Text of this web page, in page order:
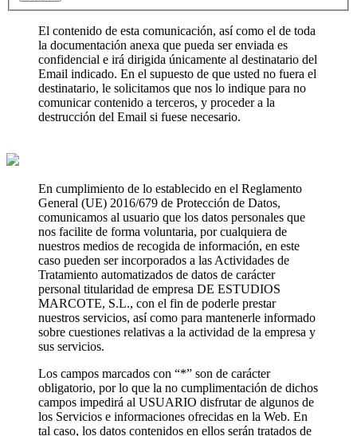
El contenido de esta comunicación, así como el de toda
la documentación anexa que pueda ser enviada es
confidencial e irá dirigida únicamente al destinatario del
Email indicado. En el supuesto de que usted no fuera el
destinatario, le solicitamos que nos lo indique para no
comunicar contenido a terceros, y proceder a la
destrucción del Email si fuese necesario.
En cumplimiento de lo establecido en el Reglamento
General (UE) 2016/679 de Protección de Datos,
comunicamos al usuario que los datos personales que
nos facilite de forma voluntaria, por cualquiera de
nuestros medios de recogida de información, en este
caso pueden ser incorporados a las Actividades de
Tratamiento automatizados de datos de carácter
personal titularidad de empresa DE ESTUDIOS
MARCOTE, S.L., con el fin de poderle prestar
nuestros servicios, así como para mantenerle informado
sobre cuestiones relativas a la actividad de la empresa y
sus servicios.
Los campos marcados con “*” son de carácter
obligatorio, por lo que la no cumplimentación de dichos
campos impedirá al USUARIO disfrutar de algunos de
los Servicios e informaciones ofrecidas en la Web. En
tal caso, los datos contenidos en ellos serán tratados de